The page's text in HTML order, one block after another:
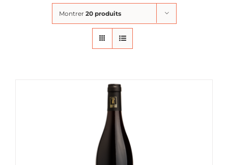
Montrer 20 produits